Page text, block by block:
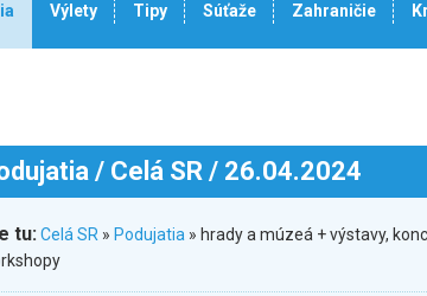
Výlety Tipy Súťaže Zahraničie
/ Celá SR / 26.04.2024
tu:Celá SR » Podujatia » hrady a múzeá + výstavy,